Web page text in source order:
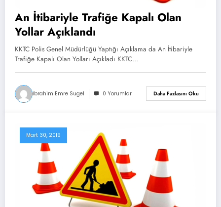
An İtibariyle Trafiğe Kapalı Olan
Yollar Açıklandı
KKTC Polis Genel Müdürlüğü Yaptığı Açıklama da An İtibariyle
Trafiğe Kapalı Olan Yolları Açıkladı KKTC…
İbrahim Emre Sugel 0 Yorumlar Daha Fazlasını Oku
Mart 30, 2019